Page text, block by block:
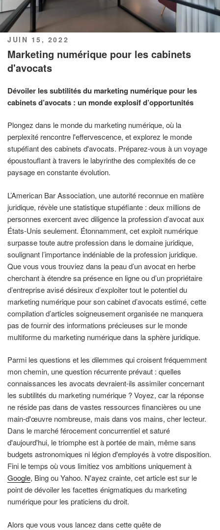
PUBLIÉ
LE
JUIN 15, 2022
Marketing numérique pour les cabinets
d'avocats
Dévoiler les subtilités du marketing numérique pour les
cabinets d’avocats : un monde explosif d’opportunités
Plongez dans le monde du marketing numérique, où la
perplexité rencontre l'effervescence, et explorez le monde
stupéfiant des cabinets d'avocats. Préparez-vous à un voyage
époustouflant à travers le labyrinthe des complexités de ce
paysage en constante évolution.
L’American Bar Association, une autorité reconnue en matière
juridique, révèle une statistique stupéfiante : deux millions de
personnes exercent avec diligence la profession d’avocat aux
États-Unis seulement. Étonnamment, cet exploit numérique
surpasse toute autre profession dans le domaine juridique,
soulignant l’importance indéniable de la profession juridique.
Que vous vous trouviez dans la peau d’un avocat en herbe
cherchant à étendre sa présence en ligne ou d’un propriétaire
d’entreprise avisé désireux d’exploiter tout le potentiel du
marketing numérique pour son cabinet d’avocats estimé, cette
compilation d’articles soigneusement organisée ne manquera
pas de fournir des informations précieuses sur le monde
multiforme du marketing numérique dans la sphère juridique.
Parmi les questions et les dilemmes qui croisent fréquemment
mon chemin, une question récurrente prévaut : quelles
connaissances les avocats devraient-ils assimiler concernant
les subtilités du marketing numérique ? Voyez, car la réponse
ne réside pas dans de vastes ressources financières ou une
main-d'œuvre nombreuse, mais dans vos mains, cher lecteur.
Dans le marché férocement concurrentiel et saturé
d'aujourd'hui, le triomphe est à portée de main, même sans
budgets astronomiques ni légion d'employés à votre disposition.
Fini le temps où vous limitiez vos ambitions uniquement à
Google, Bing ou Yahoo. N'ayez crainte, cet article est sur le
point de dévoiler les facettes énigmatiques du marketing
numérique pour les praticiens du droit.
Alors que vous vous lancez dans cette quête de